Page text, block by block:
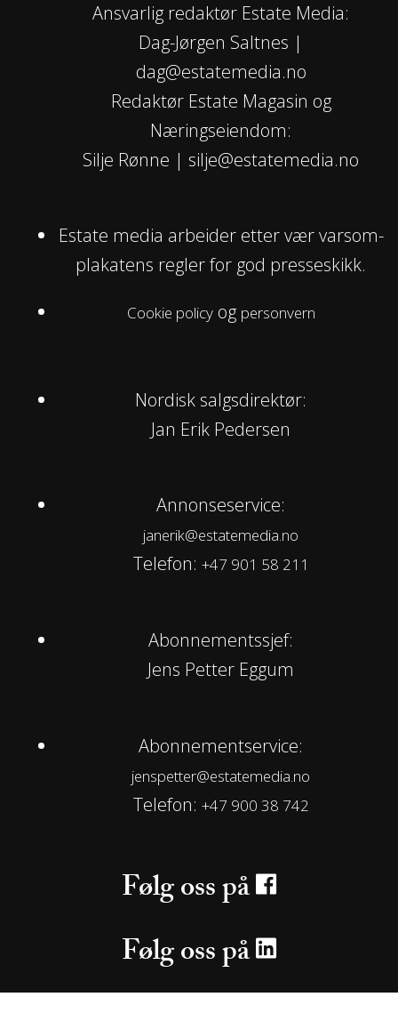
Ansvarlig redaktør Estate Media:
Dag-Jørgen Saltnes |
dag@estatemedia.no
Redaktør Estate Magasin og
Næringseiendom:
Silje Rønne | silje@estatemedia.no
Estate media arbeider etter vær varsom-
plakatens regler for god presseskikk.
Cookie policyog personvern
Nordisk salgsdirektør:
Jan Erik Pedersen
Annonseservice:
janerik@estatemedia.no
Telefon: +47 901 58 211
Abonnementssjef:
Jens Petter Eggum
Abonnementservice:
jenspetter@estatemedia.no
Telefon: +47 900 38 742
Følg oss på
Følg oss på